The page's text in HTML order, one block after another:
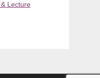
Lecture